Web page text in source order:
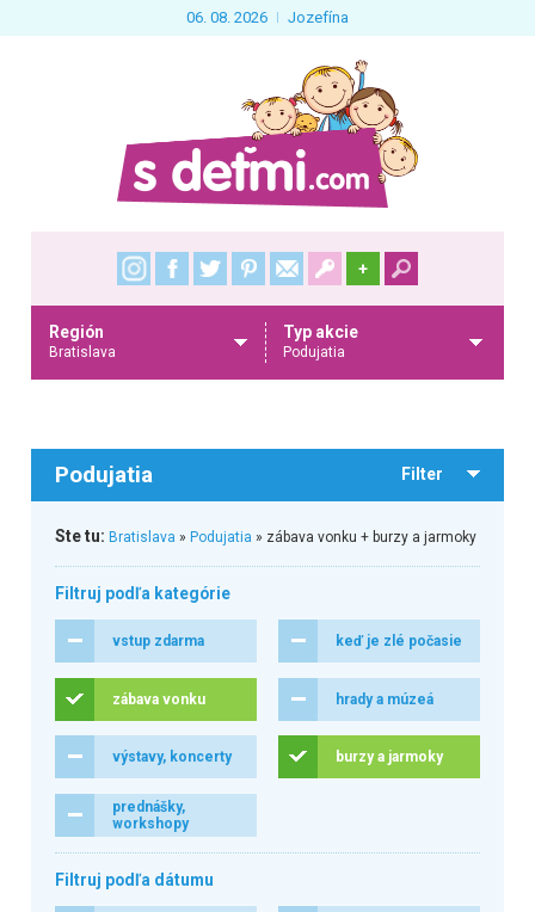
06. 08. 2026 Jozefína
+
Región
Bratislava
Typ akcie
Podujatia
Podujatia Filter
Ste tu: Bratislava » Podujatia » zábava vonku + burzy a jarmoky
Filtruj podľa kategórie
vstup zdarma keď je zlé počasie
zábava vonku hrady a múzeá
výstavy, koncerty burzy a jarmoky
prednášky,
workshopy
Filtruj podľa dátumu